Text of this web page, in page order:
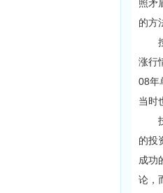
照矛
的方
按
涨行
08年
当时
技
的投
成功
论，